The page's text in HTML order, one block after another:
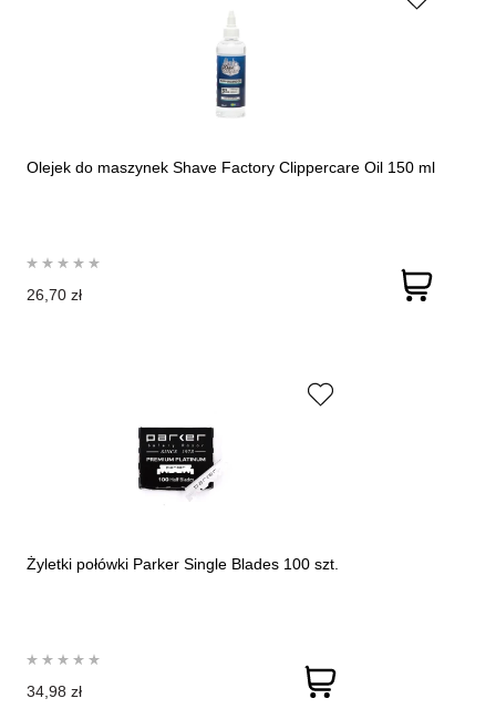
Olejek do maszynek Shave Factory Clippercare Oil 150 ml
26,70 zł
Żyletki połówki Parker Single Blades 100 szt.
34,98 zł